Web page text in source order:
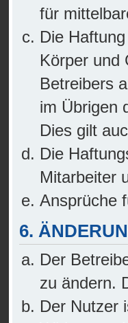
für
Die
Körper und
Betreibers
im Übrigen
Dies gilt
Die
Mitarbeiter
Ansprüche
6.
Der
zu ändern.
Der Nutzer